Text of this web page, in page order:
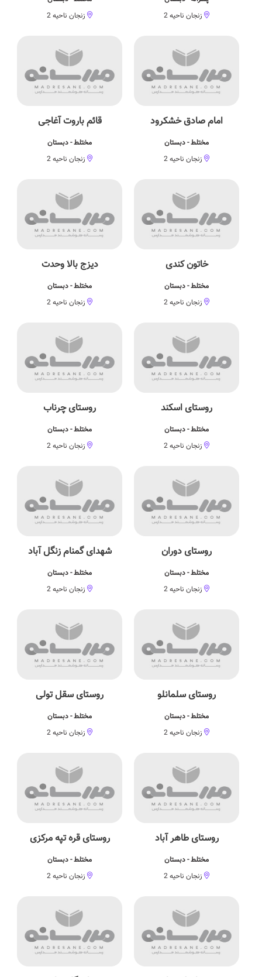
زنجان ناحیه 2
زنجان ناحیه 2
امام صادق خشکرود
مختلط - دبستان
زنجان ناحیه 2
قائم باروت آغاجی
مختلط - دبستان
زنجان ناحیه 2
خاتون کندی
مختلط - دبستان
زنجان ناحیه 2
دیزج بالا وحدت
مختلط - دبستان
زنجان ناحیه 2
روستای اسکند
مختلط - دبستان
زنجان ناحیه 2
روستای چرناب
مختلط - دبستان
زنجان ناحیه 2
روستای دوران
مختلط - دبستان
زنجان ناحیه 2
شهدای گمنام زنگل آباد
مختلط - دبستان
زنجان ناحیه 2
روستای سلمانلو
مختلط - دبستان
زنجان ناحیه 2
روستای سقل تولی
مختلط - دبستان
زنجان ناحیه 2
روستای طاهر آباد
مختلط - دبستان
زنجان ناحیه 2
روستای قره تپه مرکزی
مختلط - دبستان
زنجان ناحیه 2